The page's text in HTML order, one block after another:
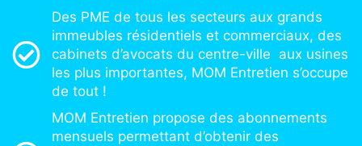
Des PME de tous les secteurs aux grands
immeubles résidentiels et commerciaux, des
cabinets d’avocats du centre-ville aux usines
les plus importantes, MOM Entretien s’occupe
de tout !
MOM Entretien propose des abonnements
mensuels permettant d’obtenir des